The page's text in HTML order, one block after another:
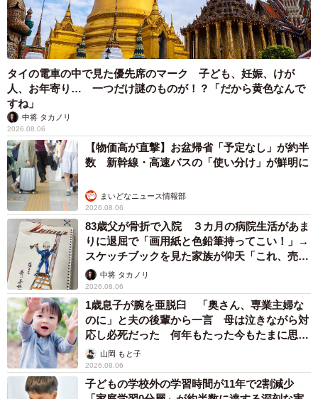
タイの電車の中で見た優先席のマーク 子ども、妊娠、けが
人、お年寄り… 一つだけ謎のものが！？「だから黄色なんで
すね」
中将 タカノリ
2026.08.06
【物価高が直撃】お盆帰省「予定なし」が約半
数 新幹線・高速バスの「使い分け」が鮮明に
まいどなニュース情報部
2026.08.06
83歳父が骨折で入院 ３カ月の病院生活があま
りに退屈で「画用紙と色鉛筆持ってこい！」→
スケッチブックを見た家族が仰天「これ、売れ
ますよ…」
中将 タカノリ
2026.08.06
1歳息子が腕を亜脱臼 「奥さん、専業主婦な
のに」と夫の後輩から一言 母は泣きながら対
応し必死だった 何年もたった今もたまに思い
出し…山岡 もと子
2026.08.06
子どもの学校外の学習時間が11年で2割減少